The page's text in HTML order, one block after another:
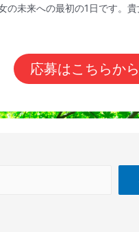
の未来への最初の1日です。貴
応募はこちらから